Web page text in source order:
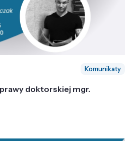
Komunikaty
doktorskiej mgr.